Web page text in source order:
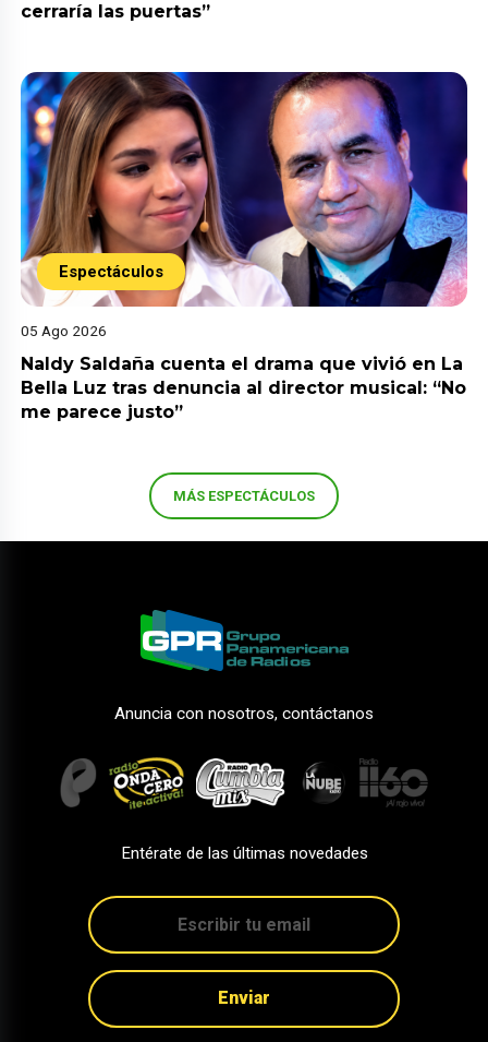
cerraría las puertas”
Espectáculos
05 Ago 2026
Naldy Saldaña cuenta el drama que vivió en La
Bella Luz tras denuncia al director musical: “No
me parece justo”
MÁS ESPECTÁCULOS
Anuncia con nosotros, contáctanos
Entérate de las últimas novedades
Enviar